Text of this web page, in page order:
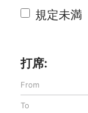
規定未満
打席: